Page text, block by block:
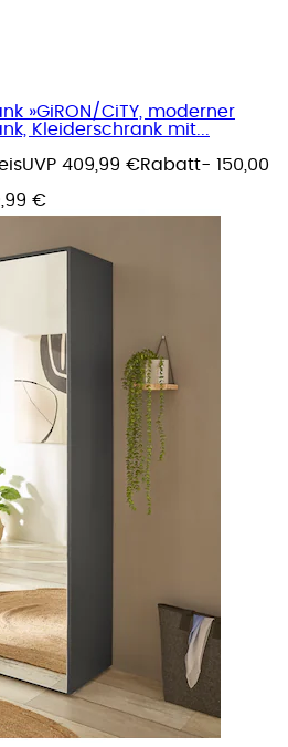
»GiRON/CiTY, moderner
Kleiderschrank mit...
UVP 409,99 €Rabatt- 150,00
€